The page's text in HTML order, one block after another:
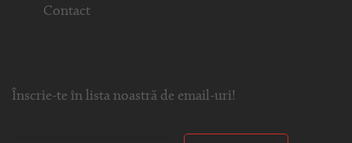
Contact
Înscrie-te în lista noastră de email-uri!